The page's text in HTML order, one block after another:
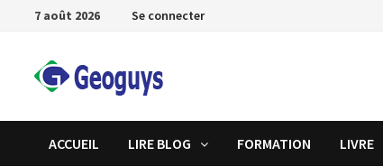
Passer
contenu
7 août 2026 Se connecter
ACCUEIL LIRE BLOG FORMATION LIVRE